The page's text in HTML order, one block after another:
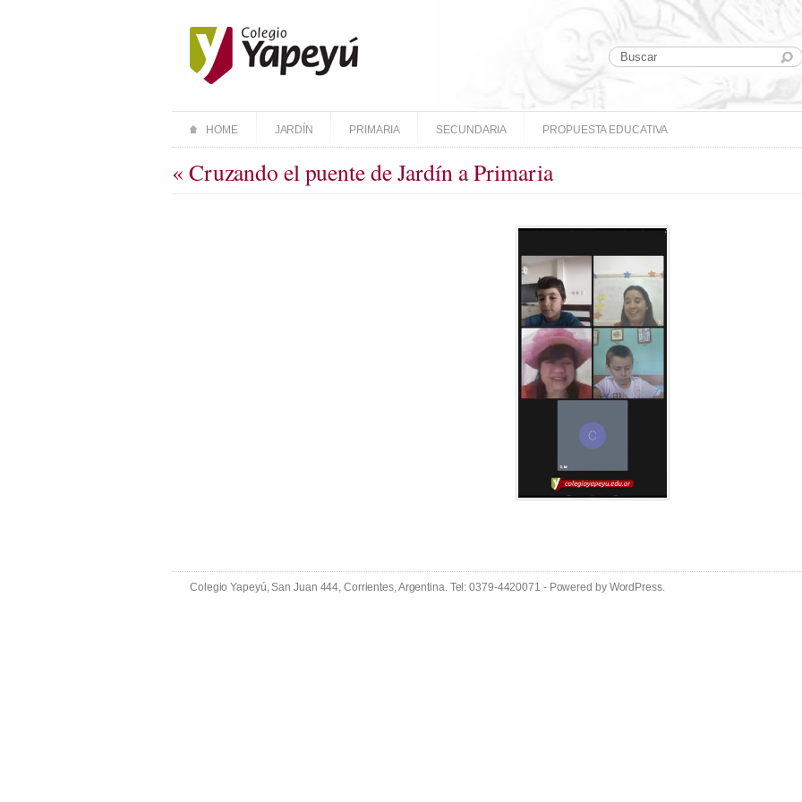
HOME JARDÍN PRIMARIA SECUNDARIA PROPUESTA EDUCATIVA
« Cruzando el puente de Jardín a Primaria
Colegio Yapeyú, San Juan 444, Corrientes, Argentina. Tel: 0379-4420071 - Powered by WordPress.